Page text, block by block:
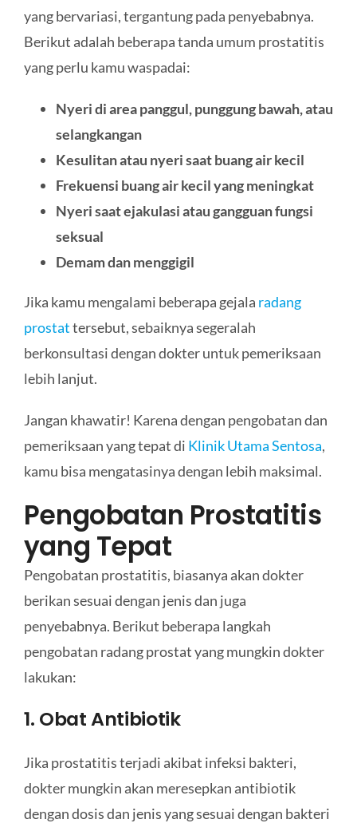
yang bervariasi, tergantung pada penyebabnya.
Berikut adalah beberapa tanda umum prostatitis
yang perlu kamu waspadai:
Nyeri di area panggul, punggung bawah, atau
selangkangan
Kesulitan atau nyeri saat buang air kecil
Frekuensi buang air kecil yang meningkat
Nyeri saat ejakulasi atau gangguan fungsi
seksual
Demam dan menggigil
Jika kamu mengalami beberapa gejala radang
prostattersebut, sebaiknya segeralah
berkonsultasi dengan dokter untuk pemeriksaan
lebih lanjut.
Jangan khawatir! Karena dengan pengobatan dan
pemeriksaan yang tepat di Klinik Utama Sentosa,
kamu bisa mengatasinya dengan lebih maksimal.
Pengobatan Prostatitis
yang Tepat
Pengobatan prostatitis, biasanya akan dokter
berikan sesuai dengan jenis dan juga
penyebabnya. Berikut beberapa langkah
pengobatan radang prostat yang mungkin dokter
lakukan:
1. Obat Antibiotik
Jika prostatitis terjadi akibat infeksi bakteri,
dokter mungkin akan meresepkan antibiotik
dengan dosis dan jenis yang sesuai dengan bakteri